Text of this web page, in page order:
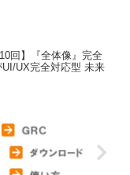
回】『全体像』完全
UX完全対応型 未来